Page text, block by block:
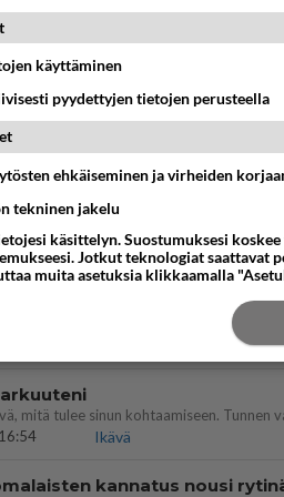
välit
Ikävä
ymmärtänyt oikein?
suhde/molemmat ovat täysin
jossakin suhteessa?
Ikävä
Ikävä
käyttäminen
pyydettyjen tietojen perusteella
ehkäiseminen ja virheiden
tekninen jakelu
käsittelyn. Suostumuksesi
Jotkut teknologiat
muita asetuksia klikkaamalla